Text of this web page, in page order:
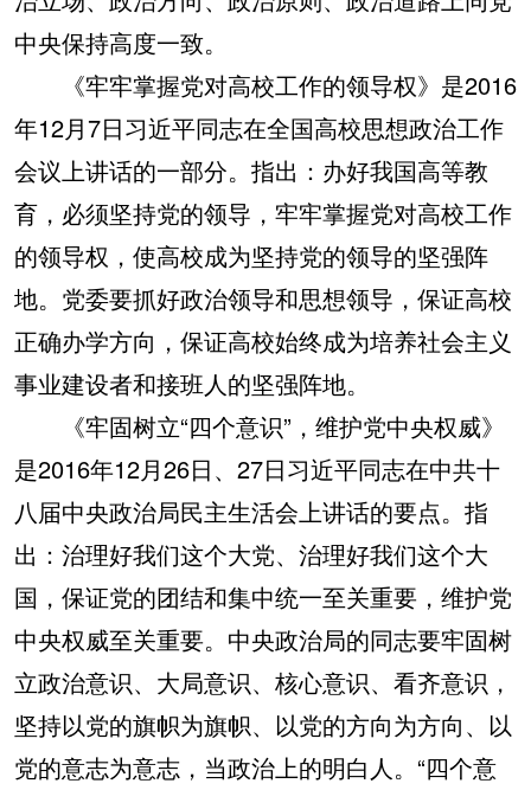
中央保持高度一致。
《牢牢掌握党对高校工作的领导权》是2016
年12月7日习近平同志在全国高校思想政治工作
会议上讲话的一部分。指出：办好我国高等教
育，必须坚持党的领导，牢牢掌握党对高校工作
的领导权，使高校成为坚持党的领导的坚强阵
地。党委要抓好政治领导和思想领导，保证高校
正确办学方向，保证高校始终成为培养社会主义
事业建设者和接班人的坚强阵地。
《牢固树立“四个意识”，维护党中央权威》
是2016年12月26日、27日习近平同志在中共十
八届中央政治局民主生活会上讲话的要点。指
出：治理好我们这个大党、治理好我们这个大
国，保证党的团结和集中统一至关重要，维护党
中央权威至关重要。中央政治局的同志要牢固树
立政治意识、大局意识、核心意识、看齐意识，
坚持以党的旗帜为旗帜、以党的方向为方向、以
党的意志为意志，当政治上的明白人。“四个意